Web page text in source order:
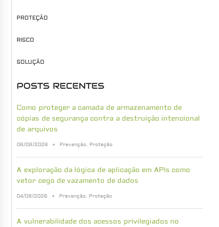
PROTEÇÃO
RISCO
SOLUÇÃO
POSTS RECENTES
Como proteger a camada de armazenamento de
cópias de segurança contra a destruição intencional
de arquivos
06/08/2026 Prevenção, Proteção
A exploração da lógica de aplicação em APIs como
vetor cego de vazamento de dados
04/08/2026 Prevenção, Proteção
A vulnerabilidade dos acessos privilegiados no